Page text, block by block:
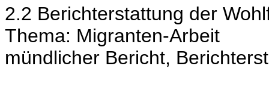
2.2 Berichterstattung der
Thema: Migranten-Arbeit
mündlicher Bericht,